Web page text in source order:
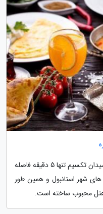
هتل لیون استانبول 4 ستاره که دقیقا با میدان تکسیم تنها 5 دقیقه فاصله
شهر استانبول و همین طور
محبوب ساخته است.